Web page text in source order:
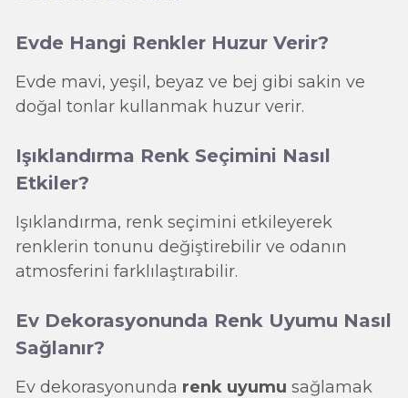
Evde Hangi Renkler Huzur Verir?
Evde mavi, yeşil, beyaz ve bej gibi sakin ve
doğal tonlar kullanmak huzur verir.
Işıklandırma Renk Seçimini Nasıl
Etkiler?
Işıklandırma, renk seçimini etkileyerek
renklerin tonunu değiştirebilir ve odanın
atmosferini farklılaştırabilir.
Ev Dekorasyonunda Renk Uyumu Nasıl
Sağlanır?
Ev dekorasyonunda renk uyumu sağlamak